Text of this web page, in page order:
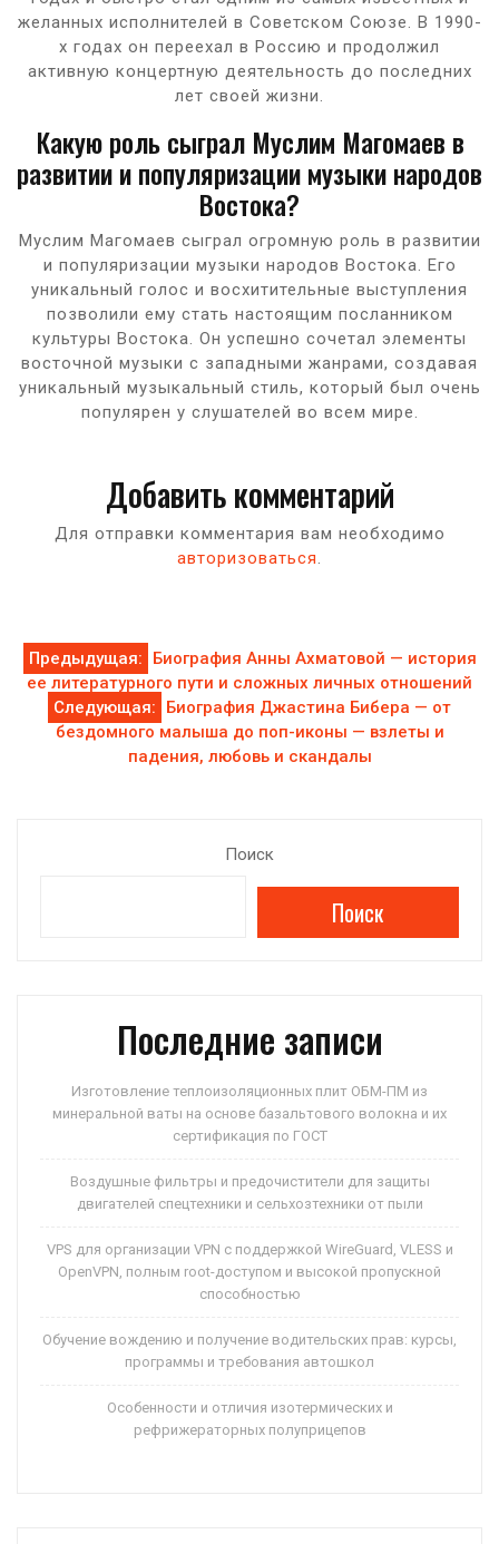
желанных исполнителей в Советском Союзе. В 1990-
х годах он переехал в Россию и продолжил
активную концертную деятельность до последних
лет своей жизни.
Какую роль сыграл Муслим Магомаев в
развитии и популяризации музыки народов
Востока?
Муслим Магомаев сыграл огромную роль в развитии
и популяризации музыки народов Востока. Его
уникальный голос и восхитительные выступления
позволили ему стать настоящим посланником
культуры Востока. Он успешно сочетал элементы
восточной музыки с западными жанрами, создавая
уникальный музыкальный стиль, который был очень
популярен у слушателей во всем мире.
Добавить комментарий
Для отправки комментария вам необходимо
авторизоваться
Навигация
по
записям
Предыдущая:
Биография Анны Ахматовой — история
ее литературного пути и сложных личных отношений
Следующая:
Биография Джастина Бибера — от
бездомного малыша до поп-иконы — взлеты и
падения, любовь и скандалы
Поиск
Поиск
Последние записи
Изготовление теплоизоляционных плит ОБМ-ПМ из
минеральной ваты на основе базальтового волокна и их
сертификация по ГОСТ
Воздушные фильтры и предочистители для защиты
двигателей спецтехники и сельхозтехники от пыли
VPS для организации VPN с поддержкой WireGuard, VLESS и
OpenVPN, полным root-доступом и высокой пропускной
способностью
Обучение вождению и получение водительских прав: курсы,
программы и требования автошкол
Особенности и отличия изотермических и
рефрижераторных полуприцепов